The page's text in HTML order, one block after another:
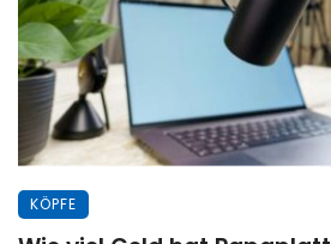
KÖPFE